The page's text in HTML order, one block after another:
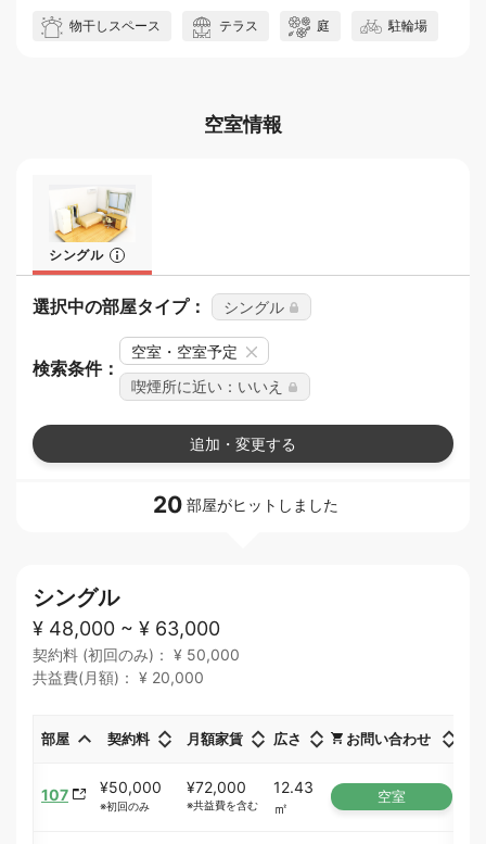
物干しスペース テラス 庭 駐輪場
空室情報
シングル
選択中の部屋タイプ： シングル
検索条件：
空室・空室予定
喫煙所に近い：いいえ
追加・変更する
20 部屋がヒットしました
シングル
¥ 48,000 ~ ¥ 63,000
契約料 (初回のみ)： ¥ 50,000
共益費(月額)： ¥ 20,000
部屋 契約料 月額家賃 広さ お問い合わせ
107 ¥50,000
※初回のみ
¥72,000
※共益費を含む
12.43
㎡
空室